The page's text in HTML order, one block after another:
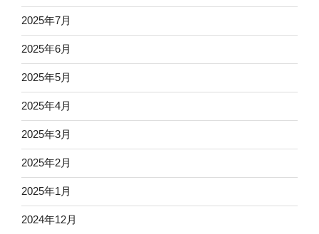
2025年7月
2025年6月
2025年5月
2025年4月
2025年3月
2025年2月
2025年1月
2024年12月